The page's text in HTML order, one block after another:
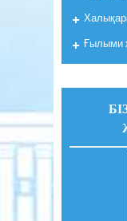
Ғылыми